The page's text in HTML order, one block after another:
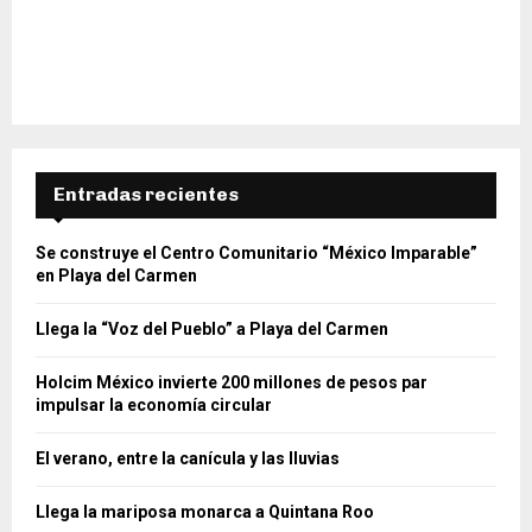
Entradas recientes
Se construye el Centro Comunitario “México Imparable”
en Playa del Carmen
Llega la “Voz del Pueblo” a Playa del Carmen
Holcim México invierte 200 millones de pesos par
impulsar la economía circular
El verano, entre la canícula y las lluvias
Llega la mariposa monarca a Quintana Roo